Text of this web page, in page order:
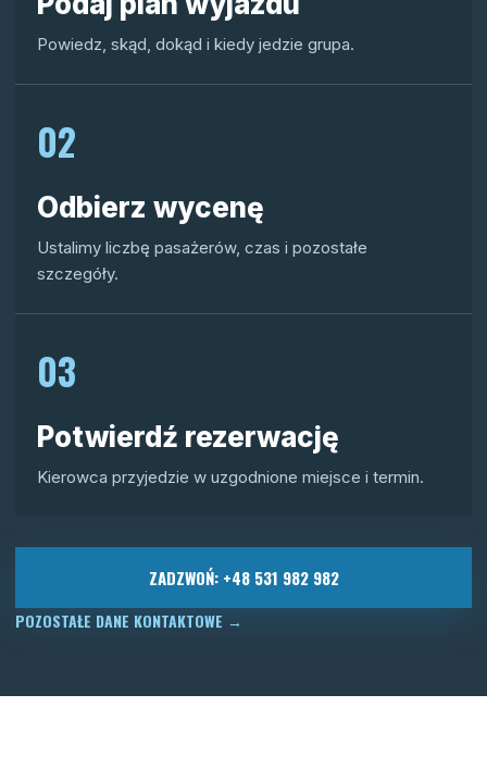
Powiedz, skąd, dokąd i kiedy jedzie grupa.
02
Odbierz wycenę
Ustalimy liczbę pasażerów, czas i pozostałe
szczegóły.
03
Potwierdź rezerwację
Kierowca przyjedzie w uzgodnione miejsce i termin.
ZADZWOŃ: +48 531 982 982
POZOSTAŁE DANE KONTAKTOWE →